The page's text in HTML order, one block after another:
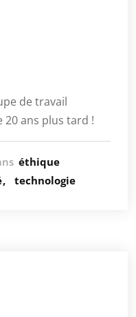
de travail
ans plus tard !
éthique
technologie